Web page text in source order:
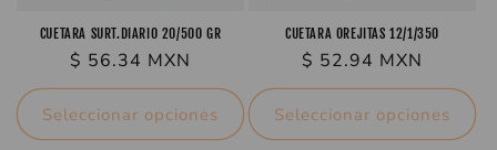
CUETARA SURT.DIARIO 20/500 GR
Precio
habitual
$ 56.34 MXN
Seleccionar opciones
CUETARA OREJITAS 12/1/350
Precio
habitual
$ 52.94 MXN
Seleccionar opciones